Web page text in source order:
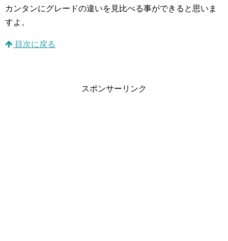
カンタンにグレードの違いを見比べる事ができると思いま
すよ。
目次に戻る
スポンサーリンク